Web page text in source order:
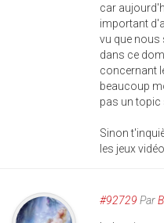
car
important
vu que
dans ce
concernant
beaucoup
pas un topic
Sinon
les jeux
#92729 Par